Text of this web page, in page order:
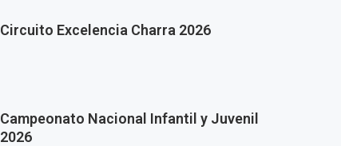
Circuito Excelencia Charra 2026
Campeonato Nacional Infantil y Juvenil
2026